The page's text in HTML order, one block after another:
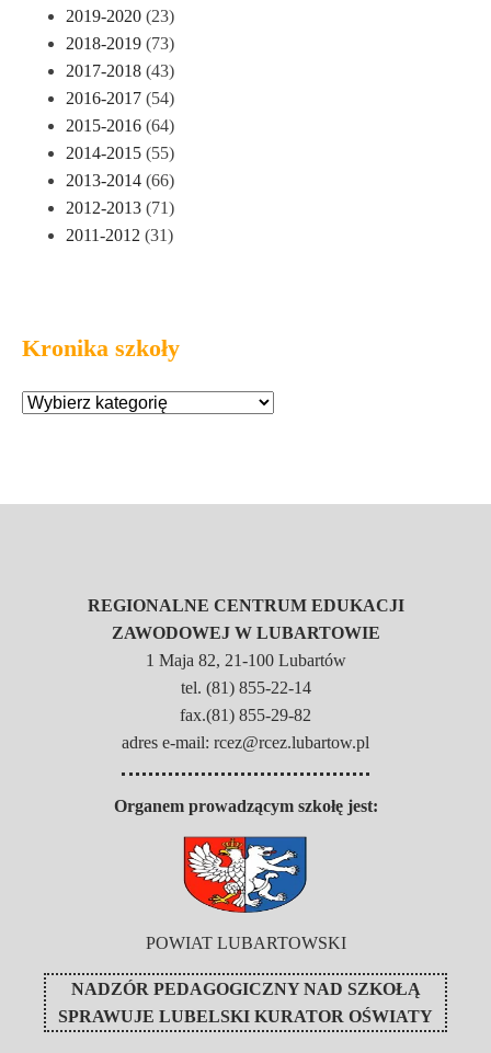
2019-2020 (23)
2018-2019 (73)
2017-2018 (43)
2016-2017 (54)
2015-2016 (64)
2014-2015 (55)
2013-2014 (66)
2012-2013 (71)
2011-2012 (31)
Kronika szkoły
REGIONALNE CENTRUM EDUKACJI
ZAWODOWEJ W LUBARTOWIE
1 Maja 82, 21-100 Lubartów
tel. (81) 855-22-14
fax.(81) 855-29-82
adres e-mail: rcez@rcez.lubartow.pl
Organem prowadzącym szkołę jest:
POWIAT LUBARTOWSKI
NADZÓR PEDAGOGICZNY NAD SZKOŁĄ
SPRAWUJE LUBELSKI KURATOR OŚWIATY